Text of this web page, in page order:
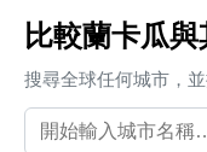
比較蘭卡瓜
搜尋全球任何城市，